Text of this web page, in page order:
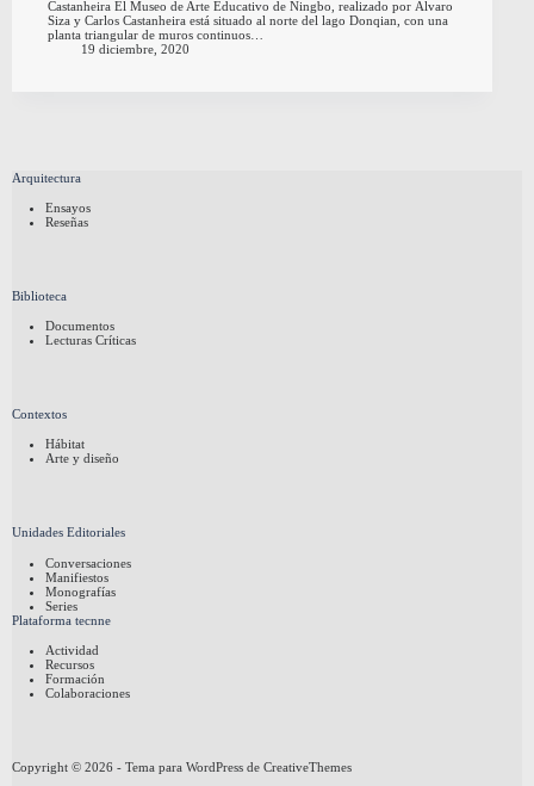
Castanheira El Museo de Arte Educativo de Ningbo, realizado por Álvaro
Siza y Carlos Castanheira está situado al norte del lago Donqian, con una
planta triangular de muros continuos…
19 diciembre, 2020
Arquitectura
Ensayos
Reseñas
Biblioteca
Documentos
Lecturas Críticas
Contextos
Hábitat
Arte y diseño
Unidades Editoriales
Conversaciones
Manifiestos
Monografías
Series
Plataforma tecnne
Actividad
Recursos
Formación
Colaboraciones
Copyright © 2026 - Tema para WordPress de CreativeThemes